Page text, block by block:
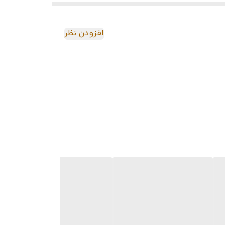
افزودن نظر